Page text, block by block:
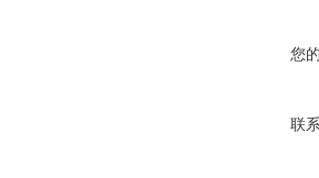
您
联